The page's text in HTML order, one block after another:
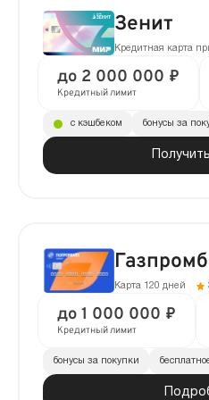
Зенит
Кредитная карта
до 2 000 000 ₽
Кредитный лимит
с кэшбеком бонусы за
Карта 120 дней
до 1 000 000 ₽
Кредитный лимит
бонусы за покупки